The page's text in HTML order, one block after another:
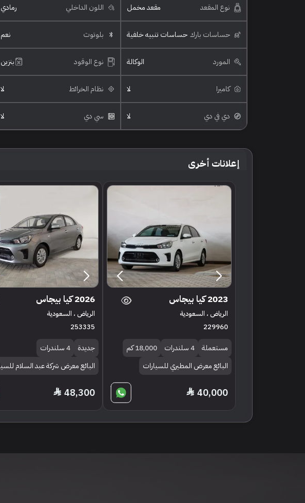
نوع المقعد مقعد مخمل اللون الداخلي رمادي
حساسات بارك حساسات تنبيه خلفية بلوتوث نعم
المورد الوكالة نوع الوقود بنزين
كاميرا لا نظام الخرائط لا
دي في دي لا سي دي لا
إعلانات أخرى
2023 كيا بيجاس
الرياض ، السعودية
229960
مستعملة 4 سلندرات
18,000 كم
البائع معرض المطيري للسيارات
40,000
2026 كيا بيجاس
الرياض ، السعودية
253335
جديدة
4 سلندرات
البائع معرض شركة عبد السلام
48,300